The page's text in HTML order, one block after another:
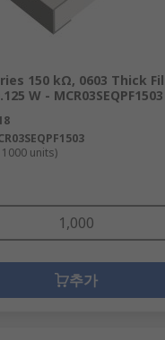
150 kΩ, 0603 Thick
W - MCR03SEQPF1503
units)
추가